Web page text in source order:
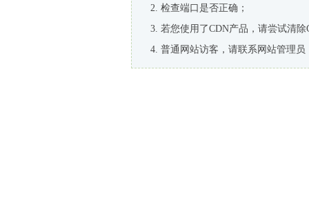
检查端口是否正确；
若您使用了CDN产品，请尝试清除
普通网站访客，请联系网站管理员